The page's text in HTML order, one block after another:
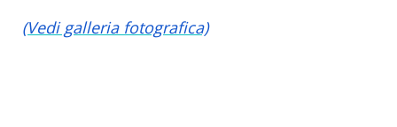
(Vedi galleria fotografica)